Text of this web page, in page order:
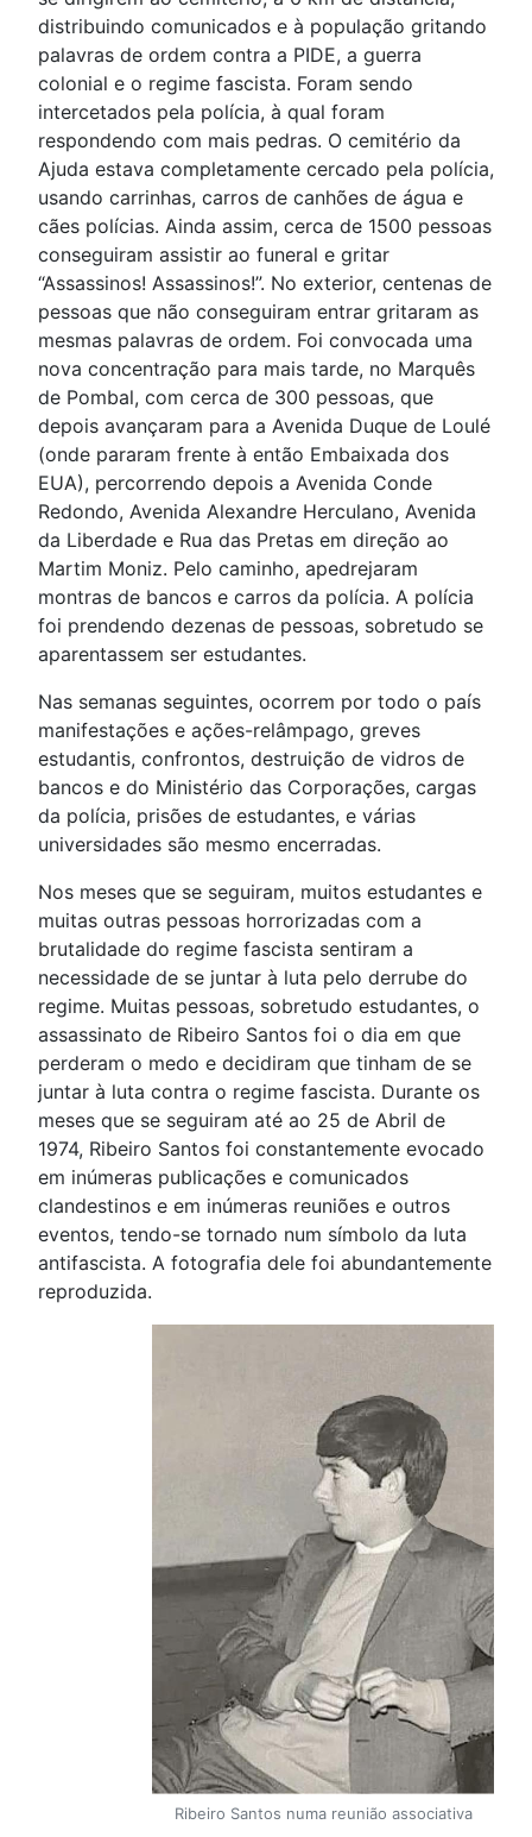
distribuindo comunicados e à população gritando
palavras de ordem contra a PIDE, a guerra
colonial e o regime fascista. Foram sendo
intercetados pela polícia, à qual foram
respondendo com mais pedras. O cemitério da
Ajuda estava completamente cercado pela polícia,
usando carrinhas, carros de canhões de água e
cães polícias. Ainda assim, cerca de 1500 pessoas
conseguiram assistir ao funeral e gritar
“Assassinos! Assassinos!”. No exterior, centenas de
pessoas que não conseguiram entrar gritaram as
mesmas palavras de ordem. Foi convocada uma
nova concentração para mais tarde, no Marquês
de Pombal, com cerca de 300 pessoas, que
depois avançaram para a Avenida Duque de Loulé
(onde pararam frente à então Embaixada dos
EUA), percorrendo depois a Avenida Conde
Redondo, Avenida Alexandre Herculano, Avenida
da Liberdade e Rua das Pretas em direção ao
Martim Moniz. Pelo caminho, apedrejaram
montras de bancos e carros da polícia. A polícia
foi prendendo dezenas de pessoas, sobretudo se
aparentassem ser estudantes.
Nas semanas seguintes, ocorrem por todo o país
manifestações e ações-relâmpago, greves
estudantis, confrontos, destruição de vidros de
bancos e do Ministério das Corporações, cargas
da polícia, prisões de estudantes, e várias
universidades são mesmo encerradas.
Nos meses que se seguiram, muitos estudantes e
muitas outras pessoas horrorizadas com a
brutalidade do regime fascista sentiram a
necessidade de se juntar à luta pelo derrube do
regime. Muitas pessoas, sobretudo estudantes, o
assassinato de Ribeiro Santos foi o dia em que
perderam o medo e decidiram que tinham de se
juntar à luta contra o regime fascista. Durante os
meses que se seguiram até ao 25 de Abril de
1974, Ribeiro Santos foi constantemente evocado
em inúmeras publicações e comunicados
clandestinos e em inúmeras reuniões e outros
eventos, tendo-se tornado num símbolo da luta
antifascista. A fotografia dele foi abundantemente
reproduzida.
Ribeiro Santos numa reunião associativa